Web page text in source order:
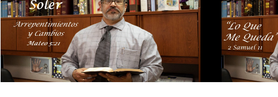
Arrepentimientos y Cambios -
Pastor Omar Soler
Play Video
"Lo Que